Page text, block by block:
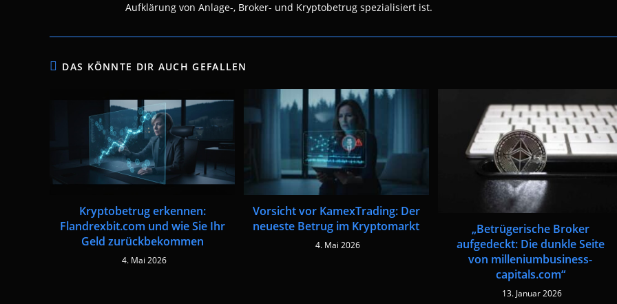
Aufklärung von Anlage-, Broker- und Kryptobetrug spezialisiert ist.
DAS KÖNNTE DIR AUCH GEFALLEN
Kryptobetrug erkennen:
Flandrexbit.com und wie Sie Ihr
Geld zurückbekommen
4. Mai 2026
Vorsicht vor KamexTrading: Der
neueste Betrug im Kryptomarkt
4. Mai 2026
„Betrügerische Broker
aufgedeckt: Die dunkle Seite
von milleniumbusiness-
capitals.com“
13. Januar 2026